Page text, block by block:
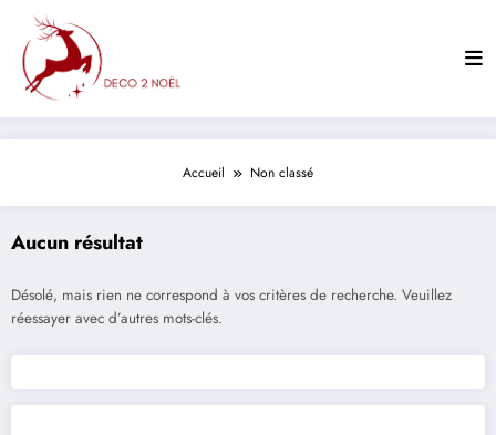
contenu
Accueil Non classé
Aucun résultat
Désolé, mais rien ne correspond à vos critères de recherche. Veuillez
réessayer avec d’autres mots-clés.